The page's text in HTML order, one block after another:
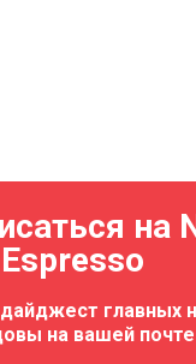
на
Espresso
главных
на вашей почте